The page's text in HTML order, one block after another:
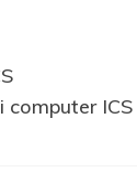
computer ICS